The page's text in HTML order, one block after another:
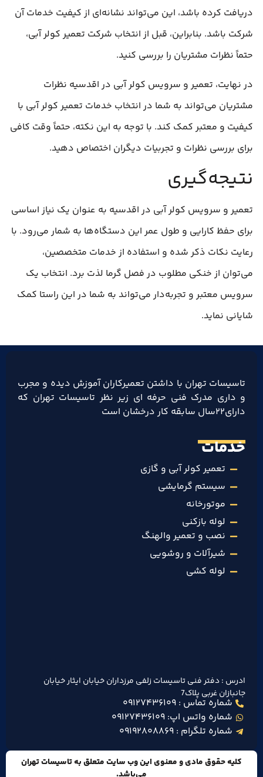
دریافت کرده باشد، این می‌تواند نشانه‌ای از کیفیت خدمات آن
شرکت باشد. بنابراین، قبل از انتخاب شرکت تعمیر کولر آبی،
حتماً نظرات مشتریان را بررسی کنید.
در نهایت، تعمیر و سرویس کولر آبی در اقدسیه نظرات
مشتریان می‌تواند به شما در انتخاب خدمات تعمیر کولر آبی با
کیفیت و معتبر کمک کند. با توجه به این نکته، حتماً وقت کافی
برای بررسی نظرات و تجربیات دیگران اختصاص دهید.
نتیجه‌گیری
تعمیر و سرویس کولر آبی در اقدسیه به عنوان یک نیاز اساسی
برای حفظ کارایی و طول عمر این دستگاه‌ها به شمار می‌رود. با
رعایت نکات ذکر شده و استفاده از خدمات متخصصین،
می‌توان از خنکی مطلوب در فصل گرما لذت برد. انتخاب یک
سرویس معتبر و تجربه‌دار می‌تواند به شما در این راستا کمک
شایانی نماید.
تاسیسات تهران با داشتن تعمیرکاران آموزش دیده و مجرب
و داری مدرک فنی حرفه ای زیر نظر تاسیسات تهران که
دارای۲۲سال سابقه کار درخشان است
خدمات
تعمیر کولر آبی و گازی
سیستم گرمایشی
موتورخانه
لوله بازکنی
نصب و تعمیر والهنگ
شیرآلات و روشویی
لوله کشی
ادرس : دفتر فنی تاسیسات زلفی مرزداران خیابان ایثار خیابان
جانبازان غربی پلاک7
شماره تماس : ۰۹۱۲۷۴۳۶۱۰۹
شماره واتس اپ: ۰۹۱۲۷۴۳۶۱۰۹
شماره تلگرام : ۰۹۱۹۲۸۰۸۸۶۹
کلیه حقوق مادی و معنوی این وب سایت متعلق به تاسیسات تهران